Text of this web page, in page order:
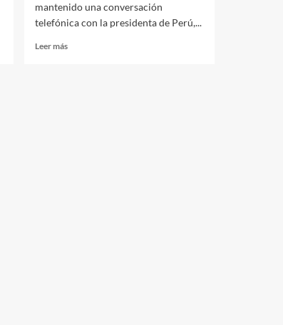
mantenido una conversación
telefónica con la presidenta de Perú,...
Leer más